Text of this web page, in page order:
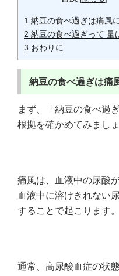
1 納豆の食べ過ぎは痛風
2 納豆の食べ過ぎって 量
3 おわりに
納豆の食べ過ぎは痛
まず、「納豆の食べ過
根拠を確かめてみましょ
痛風は、血液中の尿酸
血液中に溶けきれない
することで起こります。
通常、高尿酸血症の状